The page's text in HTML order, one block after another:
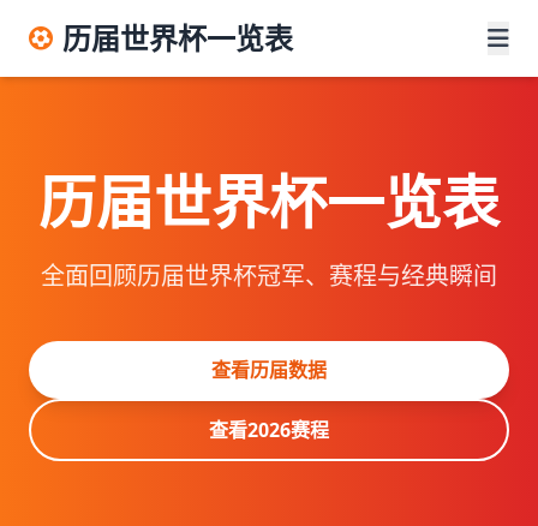
历届世界杯一览表
历届世界杯一览表
全面回顾历届世界杯冠军、赛程与经典瞬间
查看历届数据
查看2026赛程